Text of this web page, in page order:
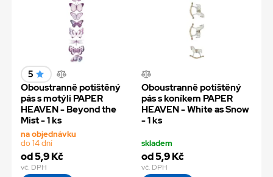
5
Oboustranně potištěný
pás s motýli PAPER
HEAVEN - Beyond the
Mist - 1 ks
na objednávku
do 14 dní
od 5,9 Kč
vč. DPH
Oboustranně potištěný
pás s koníkem PAPER
HEAVEN - White as Snow
- 1 ks
skladem
od 5,9 Kč
vč. DPH